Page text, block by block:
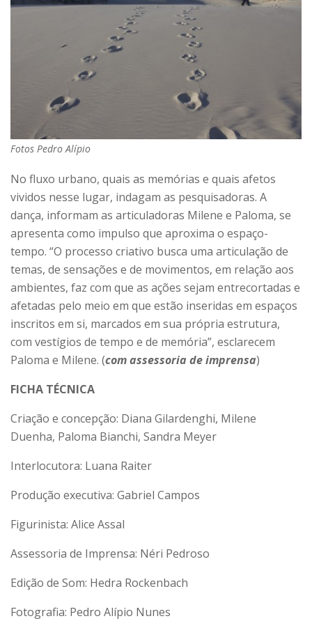
Fotos Pedro Alípio
No fluxo urbano, quais as memórias e quais afetos
vividos nesse lugar, indagam as pesquisadoras. A
dança, informam as articuladoras Milene e Paloma, se
apresenta como impulso que aproxima o espaço-
tempo. “O processo criativo busca uma articulação de
temas, de sensações e de movimentos, em relação aos
ambientes, faz com que as ações sejam entrecortadas e
afetadas pelo meio em que estão inseridas em espaços
inscritos em si, marcados em sua própria estrutura,
com vestígios de tempo e de memória”, esclarecem
Paloma e Milene. (com assessoria de imprensa)
FICHA TÉCNICA
Criação e concepção: Diana Gilardenghi, Milene
Duenha, Paloma Bianchi, Sandra Meyer
Interlocutora: Luana Raiter
Produção executiva: Gabriel Campos
Figurinista: Alice Assal
Assessoria de Imprensa: Néri Pedroso
Edição de Som: Hedra Rockenbach
Fotografia: Pedro Alípio Nunes